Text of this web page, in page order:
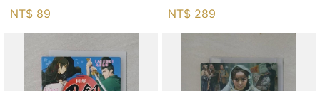
真實的自己_熊仁謙
NT$ 89 NT$ 289